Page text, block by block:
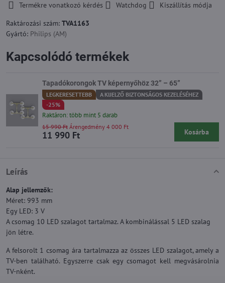
Termékre vonatkozó kérdés Watchdog
Kiszállítás módja
Raktározási szám: TVA1163
Gyártó: Philips (AM)
Leírás
Alap jellemzők:
Méret: 993 mm
Egy LED: 3 V
A csomag 10 LED szalagot tartalmaz. A kombinálással 5 LED szalag
jön létre.
A felsorolt 1 csomag ára tartalmazza az összes LED szalagot, amely a
TV-ben található. Egyszerre csak egy csomagot kell megvásárolnia
TV-nként.
Kapcsolódó termékek
Tapadókorongok TV képernyőhöz 32” – 65”
LEGKERESETTEBB
A KIJELZŐ BIZTONSÁGOS KEZELÉSÉHEZ
-25%
Raktáron: több mint 5 darab
11 990 Ft
15 990 Ft Árengedmény 4 000 Ft
Kosárba